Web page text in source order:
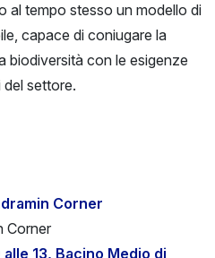
al tempo stesso un modello di
capace di coniugare la
biodiversità con le esigenze
settore.
Corner
Corner
13, Bacino Medio di